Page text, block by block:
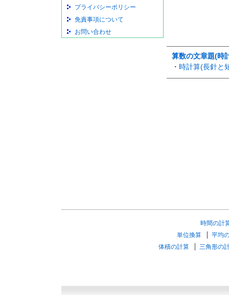
プライバシーポリシー
免責事項について
お問い合わせ
算数の文章題(時
・ 時計算(長針と
時間の計
単位換算
平均
体積の計算
三角形の